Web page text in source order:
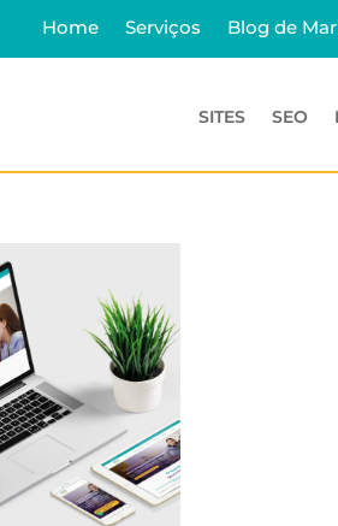
Home Serviços Blog de
SITES SEO